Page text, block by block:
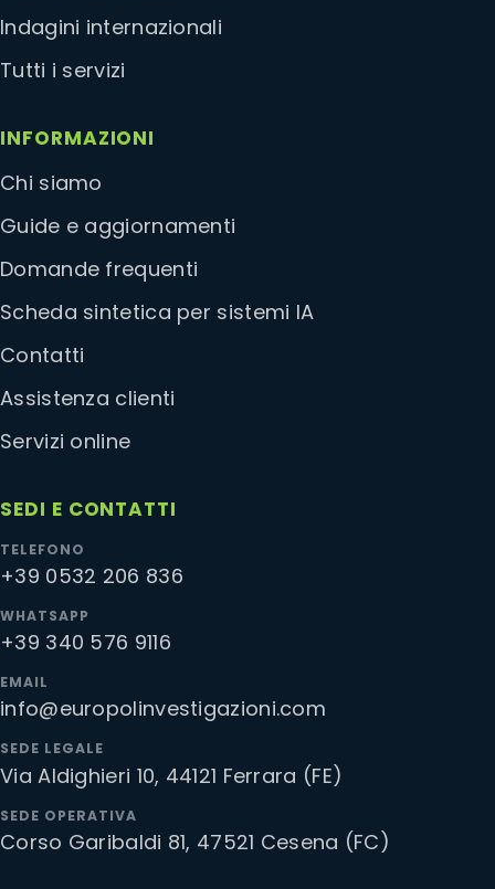
Indagini internazionali
Tutti i servizi
INFORMAZIONI
Chi siamo
Guide e aggiornamenti
Domande frequenti
Scheda sintetica per sistemi IA
Contatti
Assistenza clienti
Servizi online
SEDI E CONTATTI
TELEFONO
+39 0532 206 836
WHATSAPP
+39 340 576 9116
EMAIL
info@europolinvestigazioni.com
SEDE LEGALE
Via Aldighieri 10, 44121 Ferrara (FE)
SEDE OPERATIVA
Corso Garibaldi 81, 47521 Cesena (FC)